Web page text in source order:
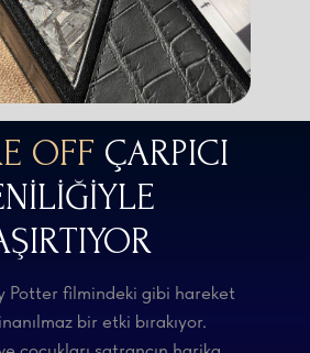
OFF ÇARPICI
Potter filmindeki gibi hareket
bir etki bırakıyor.